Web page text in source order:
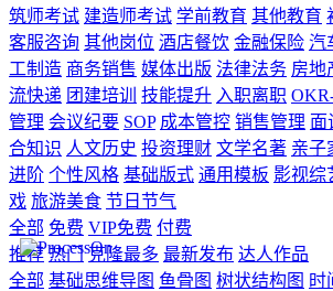
筑师考试 建造师考试 学前教育 其他教育
客服咨询 其他岗位 酒店餐饮 金融保险 汽
工制造 商务销售 媒体出版 法律法务 房地
流快递 团建培训 技能提升 入职离职
管理 会议纪要 SOP 成本管控 销售管理 面
合知识 人文历史 投资理财 文学名著 亲子
进阶 个性风格 基础版式 通用模板 影视综
戏 旅游美食 节日节气
全部 免费 VIP免费 付费
推荐 热门 克隆最多 最新发布 达人作品
全部 基础思维导图 鱼骨图 树状结构图 时